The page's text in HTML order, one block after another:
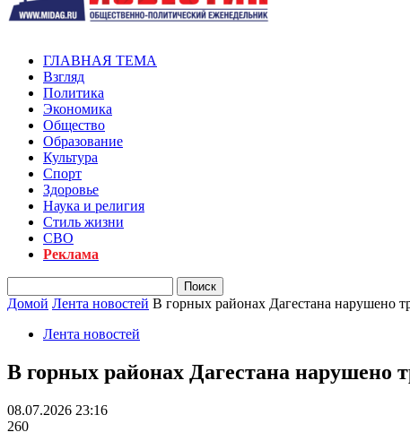
ГЛАВНАЯ ТЕМА
Взгляд
Политика
Экономика
Общество
Образование
Культура
Спорт
Здоровье
Наука и религия
Стиль жизни
СВО
Реклама
Домой Лента новостей В горных районах Дагестана нарушено
Лента новостей
В горных районах Дагестана нарушено
08.07.2026 23:16
260